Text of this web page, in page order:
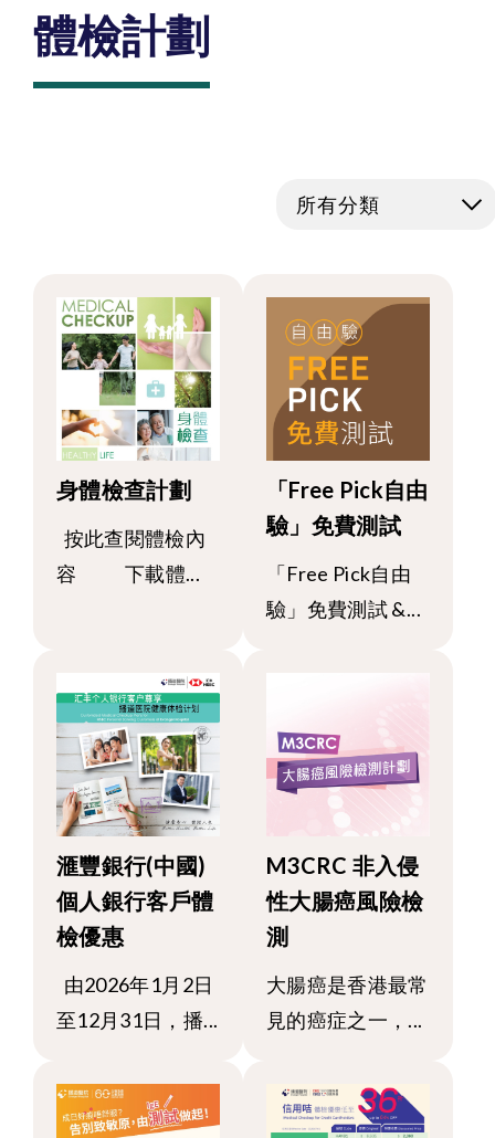
體檢計劃
所有分類
身體檢查計劃
按此查閱體檢內
容 下載體...
「Free Pick自由
驗」免費測試
「Free Pick自由
驗」免費測試 &...
滙豐銀行(中國)
個人銀行客戶體
檢優惠
由2026年1月2日
至12月31日，播...
M3CRC 非入侵
性大腸癌風險檢
測
大腸癌是香港最常
見的癌症之一，...